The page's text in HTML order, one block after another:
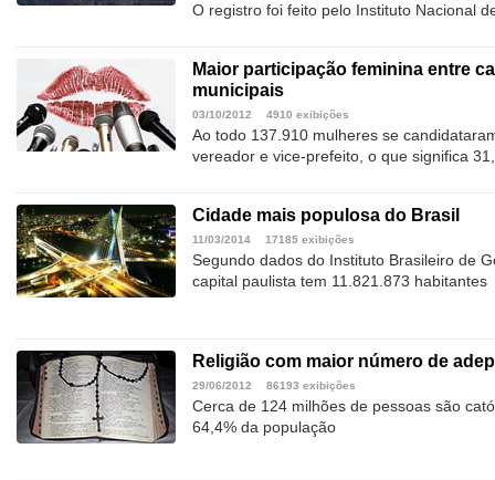
O registro foi feito pelo Instituto Nacional
Maior participação feminina entre
municipais
03/10/2012 4910 exibições
Ao todo 137.910 mulheres se
vereador e vice-prefeito, o que significa
Cidade mais populosa do Brasil
11/03/2014 17185 exibições
Segundo dados do Instituto Brasileiro de
capital paulista tem 11.821.873 habitantes
Religião com maior número de
29/06/2012 86193 exibições
Cerca de 124 milhões de pessoas são
64,4% da população